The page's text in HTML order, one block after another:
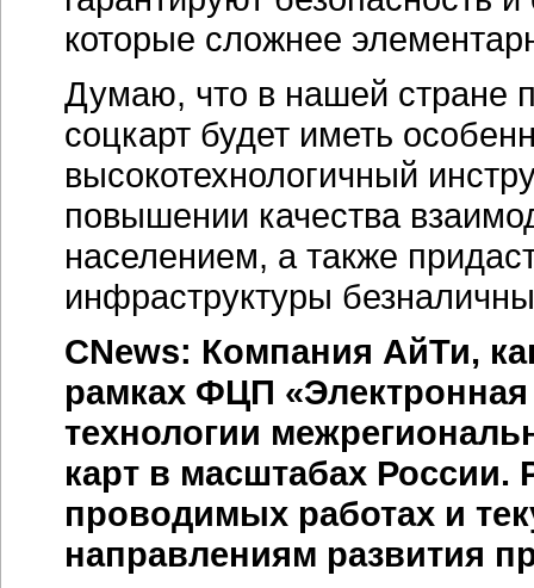
которые сложнее
Думаю, что в нашей стране
соцкарт будет иметь
высокотехнологичный
повышении качества
населением, а также
инфраструктуры
CNews: Компания АйТи,
рамках ФЦП «Электронная
технологии
карт в масштабах России.
проводимых работах и
направлениям развития